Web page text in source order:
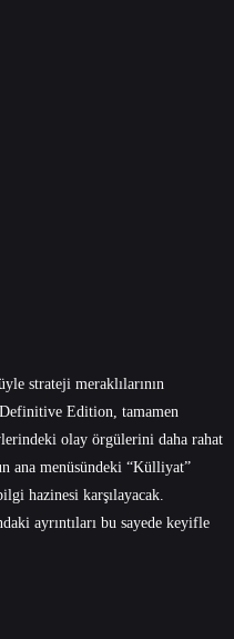
strateji meraklılarının
Edition, tamamen
olay örgülerini daha rahat
ana menüsündeki “Külliyat”
hazinesi karşılayacak.
ayrıntıları bu sayede keyifle